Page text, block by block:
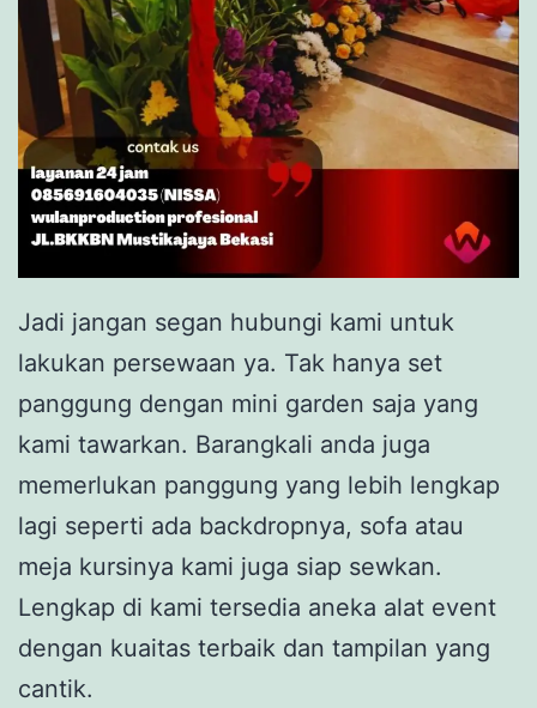
Jadi jangan segan hubungi kami untuk
lakukan persewaan ya. Tak hanya set
panggung dengan mini garden saja yang
kami tawarkan. Barangkali anda juga
memerlukan panggung yang lebih lengkap
lagi seperti ada backdropnya, sofa atau
meja kursinya kami juga siap sewkan.
Lengkap di kami tersedia aneka alat event
dengan kuaitas terbaik dan tampilan yang
cantik.